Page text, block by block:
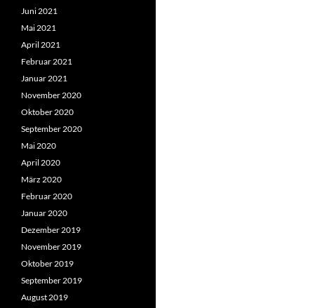
Juni 2021
Mai 2021
April 2021
Februar 2021
Januar 2021
November 2020
Oktober 2020
September 2020
Mai 2020
April 2020
März 2020
Februar 2020
Januar 2020
Dezember 2019
November 2019
Oktober 2019
September 2019
August 2019